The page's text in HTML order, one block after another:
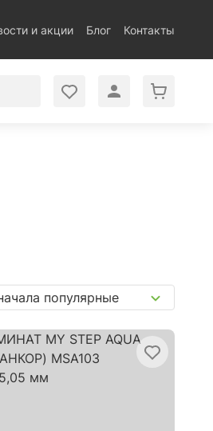
и акции Блог Контакты
популярные